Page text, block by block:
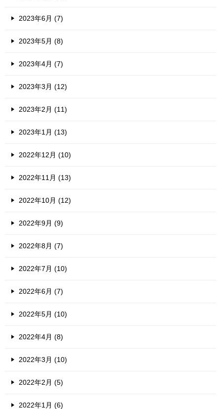
2023年6月 (7)
2023年5月 (8)
2023年4月 (7)
2023年3月 (12)
2023年2月 (11)
2023年1月 (13)
2022年12月 (10)
2022年11月 (13)
2022年10月 (12)
2022年9月 (9)
2022年8月 (7)
2022年7月 (10)
2022年6月 (7)
2022年5月 (10)
2022年4月 (8)
2022年3月 (10)
2022年2月 (5)
2022年1月 (6)